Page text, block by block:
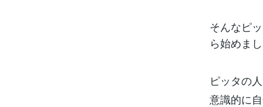
そんなピ
ら始めま
ピッタの
意識的に